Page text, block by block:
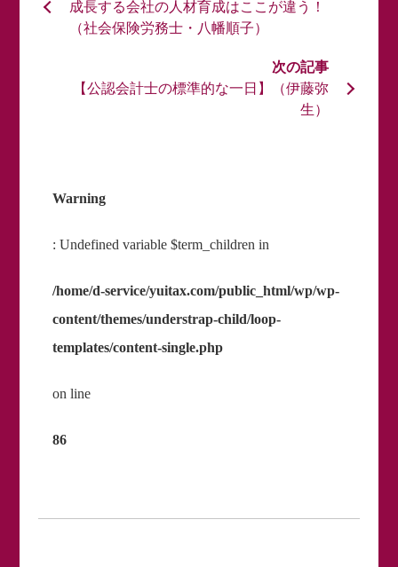
成長する会社の人材育成はここが違う！
（社会保険労務士・八幡順子）
Warning
: Undefined variable $term_children in
/home/d-service/yuitax.com/public_html/wp/wp-
content/themes/understrap-child/loop-
templates/content-single.php
on line
86
【公認会計士の標準的な一日】（伊藤弥
生）